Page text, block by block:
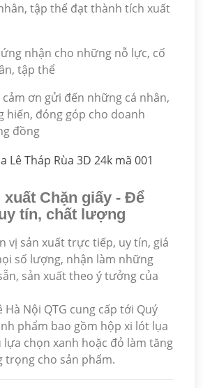
tập thể đạt thành tích xuất
nhận cho những nỗ lực, cố
tập thể
ơn gửi đến những cá nhân,
hiến, đóng góp cho doanh
đồng
Chặn giấy - Để
tín, chất lượng
vị sản xuất trực tiếp, uy tín, giá
số lượng, nhận làm những
sản xuất theo ý tưởng của
Hà Nội QTG cung cấp tới Quý
phẩm bao gồm hộp xi lót lụa
lựa chọn xanh hoặc đỏ làm tăng
cho sản phẩm.